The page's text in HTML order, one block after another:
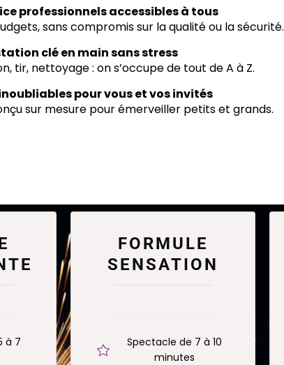
professionnels accessibles à tous
sans compromis sur la qualité ou la sécurité.
clé en main sans stress
tir, nettoyage : on s’occupe de tout de A à Z.
pour vous et vos invités
sur mesure pour émerveiller petits et grands.
à 7
FORMULE
SENSATION
Spectacle de 7 à 10
minutes